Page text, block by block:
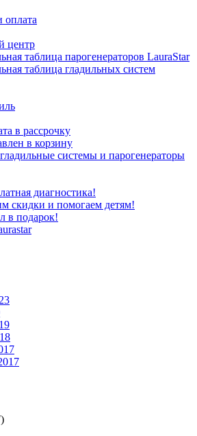
оплата
центр
таблица парогенераторов LauraStar
таблица гладильных систем
в рассрочку
в корзину
системы и парогенераторы
диагностика!
скидки и помогаем детям!
в подарок!